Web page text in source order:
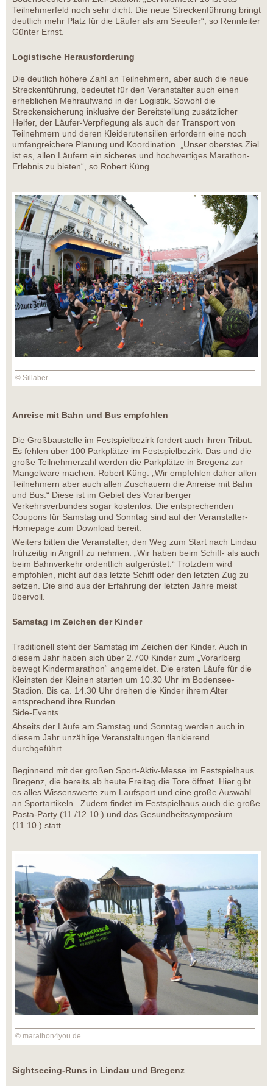
Teilnehmerfeld noch sehr dicht. Die neue Streckenführung bringt
deutlich mehr Platz für die Läufer als am Seeufer“, so Rennleiter
Günter Ernst.
Logistische Herausforderung
Die deutlich höhere Zahl an Teilnehmern, aber auch die neue
Streckenführung, bedeutet für den Veranstalter auch einen
erheblichen Mehraufwand in der Logistik. Sowohl die
Streckensicherung inklusive der Bereitstellung zusätzlicher
Helfer, der Läufer-Verpflegung als auch der Transport von
Teilnehmern und deren Kleiderutensilien erfordern eine noch
umfangreichere Planung und Koordination. „Unser oberstes Ziel
ist es, allen Läufern ein sicheres und hochwertiges Marathon-
Erlebnis zu bieten“, so Robert Küng.
© Sillaber
Anreise mit Bahn und Bus empfohlen
Die Großbaustelle im Festspielbezirk fordert auch ihren Tribut.
Es fehlen über 100 Parkplätze im Festspielbezirk. Das und die
große Teilnehmerzahl werden die Parkplätze in Bregenz zur
Mangelware machen. Robert Küng: „Wir empfehlen daher allen
Teilnehmern aber auch allen Zuschauern die Anreise mit Bahn
und Bus.“ Diese ist im Gebiet des Vorarlberger
Verkehrsverbundes sogar kostenlos. Die entsprechenden
Coupons für Samstag und Sonntag sind auf der Veranstalter-
Homepage zum Download bereit.
Weiters bitten die Veranstalter, den Weg zum Start nach Lindau
frühzeitig in Angriff zu nehmen. „Wir haben beim Schiff- als auch
beim Bahnverkehr ordentlich aufgerüstet.“ Trotzdem wird
empfohlen, nicht auf das letzte Schiff oder den letzten Zug zu
setzen. Die sind aus der Erfahrung der letzten Jahre meist
übervoll.
Samstag im Zeichen der Kinder
Traditionell steht der Samstag im Zeichen der Kinder. Auch in
diesem Jahr haben sich über 2.700 Kinder zum „Vorarlberg
bewegt Kindermarathon“ angemeldet. Die ersten Läufe für die
Kleinsten der Kleinen starten um 10.30 Uhr im Bodensee-
Stadion. Bis ca. 14.30 Uhr drehen die Kinder ihrem Alter
entsprechend ihre Runden.
Side-Events
Abseits der Läufe am Samstag und Sonntag werden auch in
diesem Jahr unzählige Veranstaltungen flankierend
durchgeführt.
Beginnend mit der großen Sport-Aktiv-Messe im Festspielhaus
Bregenz, die bereits ab heute Freitag die Tore öffnet. Hier gibt
es alles Wissenswerte zum Laufsport und eine große Auswahl
an Sportartikeln. Zudem findet im Festspielhaus auch die große
Pasta-Party (11./12.10.) und das Gesundheitssymposium
(11.10.) statt.
© marathon4you.de
Sightseeing-Runs in Lindau und Bregenz